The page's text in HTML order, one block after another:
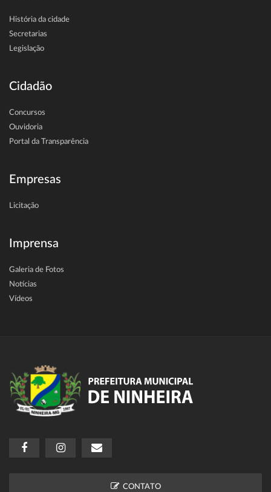
História da cidade
Secretarias
Legislação
Cidadão
Concursos
Ouvidoria
Portal da Transparência
Empresas
Licitação
Imprensa
Galeria de Fotos
Notícias
Vídeos
CONTATO